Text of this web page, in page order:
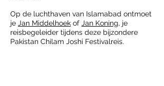
Op de luchthaven van Islamabad ontmoet
je Jan Middelhoek of Jan Koning, je
reisbegeleider tijdens deze bijzondere
Pakistan Chilam Joshi Festivalreis.